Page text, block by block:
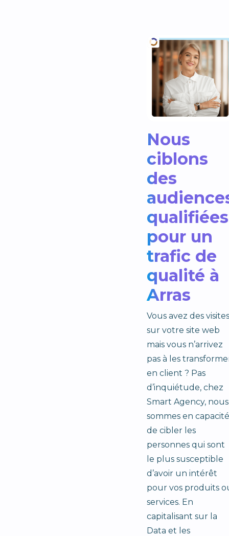
Nous
ciblons
des
qualifiées
pour un
trafic de
qualité à
Arras
Vous avez des visites
sur votre site web
mais vous n’arrivez
pas à les
en client ? Pas
d’inquiétude, chez
Smart Agency, nous
sommes en capacité
de cibler les
personnes qui sont
le plus susceptible
d’avoir un intérêt
pour vos produits
services. En
capitalisant sur la
Data et les